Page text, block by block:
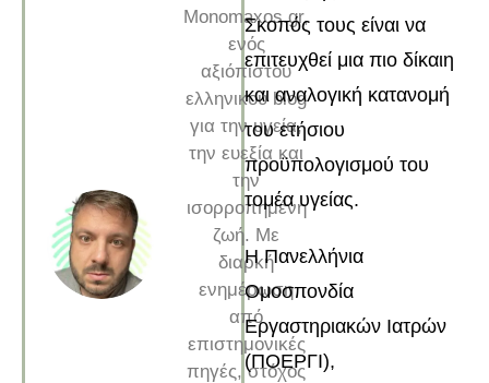
Monomaxos.gr,
ενός
αξιόπιστου
ελληνικού blog
για την υγεία,
την ευεξία και
την
ισορροπημένη
ζωή. Με
διαρκή
ενημέρωση
από
επιστημονικές
πηγές, στόχος
Σκοπός τους είναι να
επιτευχθεί μια πιο δίκαιη
και αναλογική κατανομή
του ετήσιου
προϋπολογισμού του
τομέα υγείας.
Η Πανελλήνια
Ομοσπονδία
Εργαστηριακών Ιατρών
(ΠΟΕΡΓΙ),